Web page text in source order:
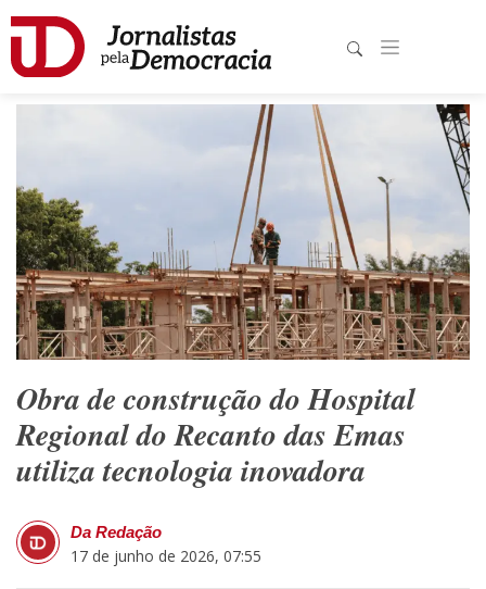
Obra de construção do Hospital
Regional do Recanto das Emas
utiliza tecnologia inovadora
Da Redação
17 de junho de 2026, 07:55